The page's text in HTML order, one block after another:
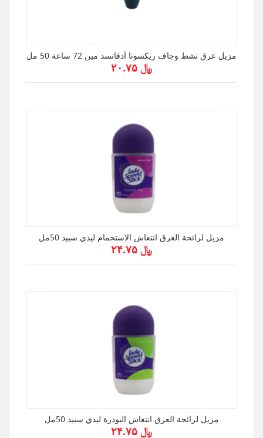
مزيل عرق نشط وجاف ريكسونا أدفانسد مين 72 ساعة 50 مل
﷼ ۲۰.۷۵
مزيل لرائحة العرق انتعاش الاستحمام ليدي سبيد 50مل
﷼ ۲۴.۷۵
مزيل لرائحة العرق انتعاش البودرة ليدي سبيد 50مل
﷼ ۲۴.۷۵